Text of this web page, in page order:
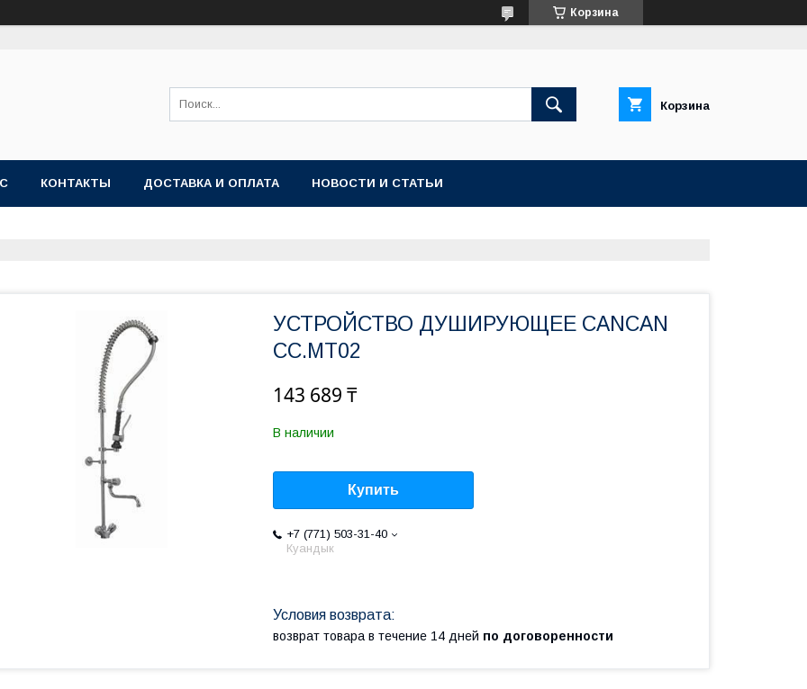
Корзина
Корзина
КОНТАКТЫ ДОСТАВКА И ОПЛАТА НОВОСТИ И СТАТЬИ
УСТРОЙСТВО ДУШИРУЮЩЕЕ CANCAN
CC.MT02
143 689 ₸
В наличии
Купить
+7 (771) 503-31-40
Куандык
возврат товара в течение 14 дней по договоренности